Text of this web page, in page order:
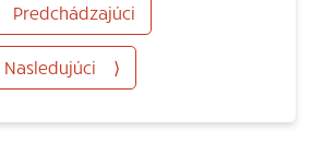
Predchádzajúci
Nasledujúci ⟩